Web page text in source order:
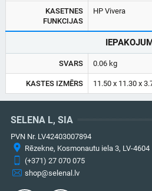
KASETNES
FUNKCIJAS
HP Vivera
SVARS 0.06 kg
KASTES IZMĒRS 11.50 x 11.30 x
SELENA L, SIA
PVN Nr. LV42403007894
Rēzekne, Kosmonautu iela 3, LV-4604
(+371) 27 070 075
shop@selenal.lv